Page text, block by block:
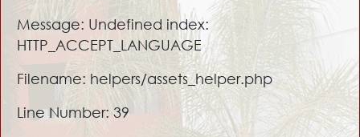
Message: Undefined index:
HTTP_ACCEPT_LANGUAGE
Filename: helpers/assets_helper.php
Line Number: 39